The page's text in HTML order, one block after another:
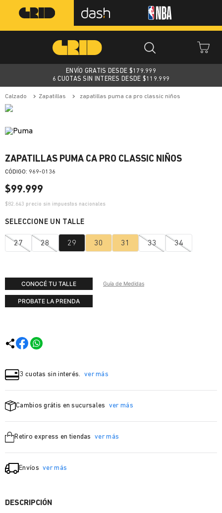
ENVÍO GRATIS DESDE $179.999
6 CUOTAS SIN INTERES DESDE $119.999
calzado zapatillas zapatillas puma ca pro classic niños
ZAPATILLAS PUMA CA PRO CLASSIC NIÑOS
: 969-0136
$99.999
$82.643 precio sin impuestos nacionales
27 28 29 30 31 33 34
CONOCÉ TU TALLE Guía de Medidas
PROBATE LA PRENDA
3 cuotas sin interés. ver más
Cambios grátis en sucursales ver más
Retiro express en tiendas ver más
Envíos ver más
DESCRIPCIÓN